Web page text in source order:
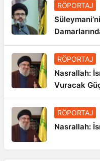
RÖPORTAJ
RÖPORTAJ
Nasrallah:
Vuracak
RÖPORTAJ
Nasrallah: